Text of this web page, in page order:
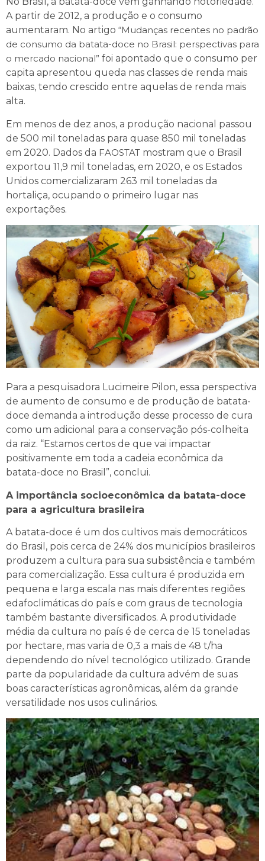
A partir de 2012, a produção e o consumo
aumentaram. No artigo “Mudanças recentes no padrão
de consumo da batata-doce no Brasil: perspectivas para
o mercado nacional” foi apontado que o consumo per
capita apresentou queda nas classes de renda mais
baixas, tendo crescido entre aquelas de renda mais
alta.
Em menos de dez anos, a produção nacional passou
de 500 mil toneladas para quase 850 mil toneladas
em 2020. Dados da FAOSTAT mostram que o Brasil
exportou 11,9 mil toneladas, em 2020, e os Estados
Unidos comercializaram 263 mil toneladas da
hortaliça, ocupando o primeiro lugar nas
exportações.
Para a pesquisadora Lucimeire Pilon, essa perspectiva
de aumento de consumo e de produção de batata-
doce demanda a introdução desse processo de cura
como um adicional para a conservação pós-colheita
da raiz. “Estamos certos de que vai impactar
positivamente em toda a cadeia econômica da
batata-doce no Brasil”, conclui.
A importância socioeconômica da batata-doce
para a agricultura brasileira
A batata-doce é um dos cultivos mais democráticos
do Brasil, pois cerca de 24% dos municípios brasileiros
produzem a cultura para sua subsistência e também
para comercialização. Essa cultura é produzida em
pequena e larga escala nas mais diferentes regiões
edafoclimáticas do país e com graus de tecnologia
também bastante diversificados. A produtividade
média da cultura no país é de cerca de 15 toneladas
por hectare, mas varia de 0,3 a mais de 48 t/ha
dependendo do nível tecnológico utilizado. Grande
parte da popularidade da cultura advém de suas
boas características agronômicas, além da grande
versatilidade nos usos culinários.